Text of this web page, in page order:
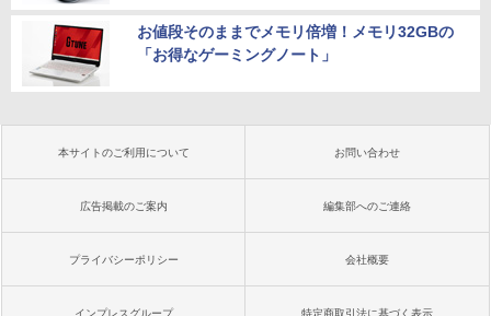
お値段そのままでメモリ倍増！メモリ32GBの
「お得なゲーミングノート」
本サイトのご利用について お問い合わせ
広告掲載のご案内 編集部へのご連絡
プライバシーポリシー 会社概要
インプレスグループ 特定商取引法に基づく表示